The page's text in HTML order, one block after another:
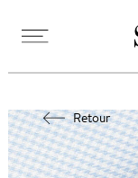
Retour